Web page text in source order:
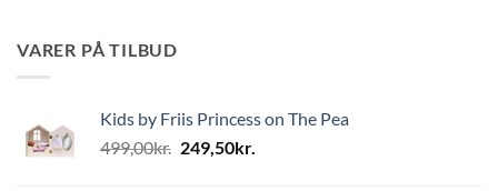
VARER PÅ TILBUD
Kids by Friis Princess on The Pea
499,00kr. Den
249,50kr.